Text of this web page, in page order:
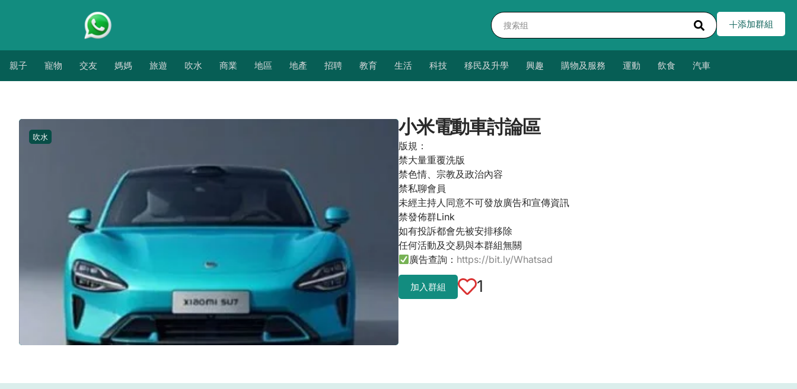
添加群組
親子 寵物 交友 媽媽 旅遊 吹水 商業 地區 地產 招聘 教育 生活 科技 移民及升學 興趣 購物及服務 運動 飲食 汽車
吹水 小米電動車討論區
版規：
禁大量重覆洗版
禁色情、宗教及政治內容
禁私聊會員
未經主持人同意不可發放廣告和宣傳資訊
禁發佈群Link
如有投訴都會先被安排移除
任何活動及交易與本群組無關
廣告查詢： https://bit.ly/Whatsad
加入群組 1